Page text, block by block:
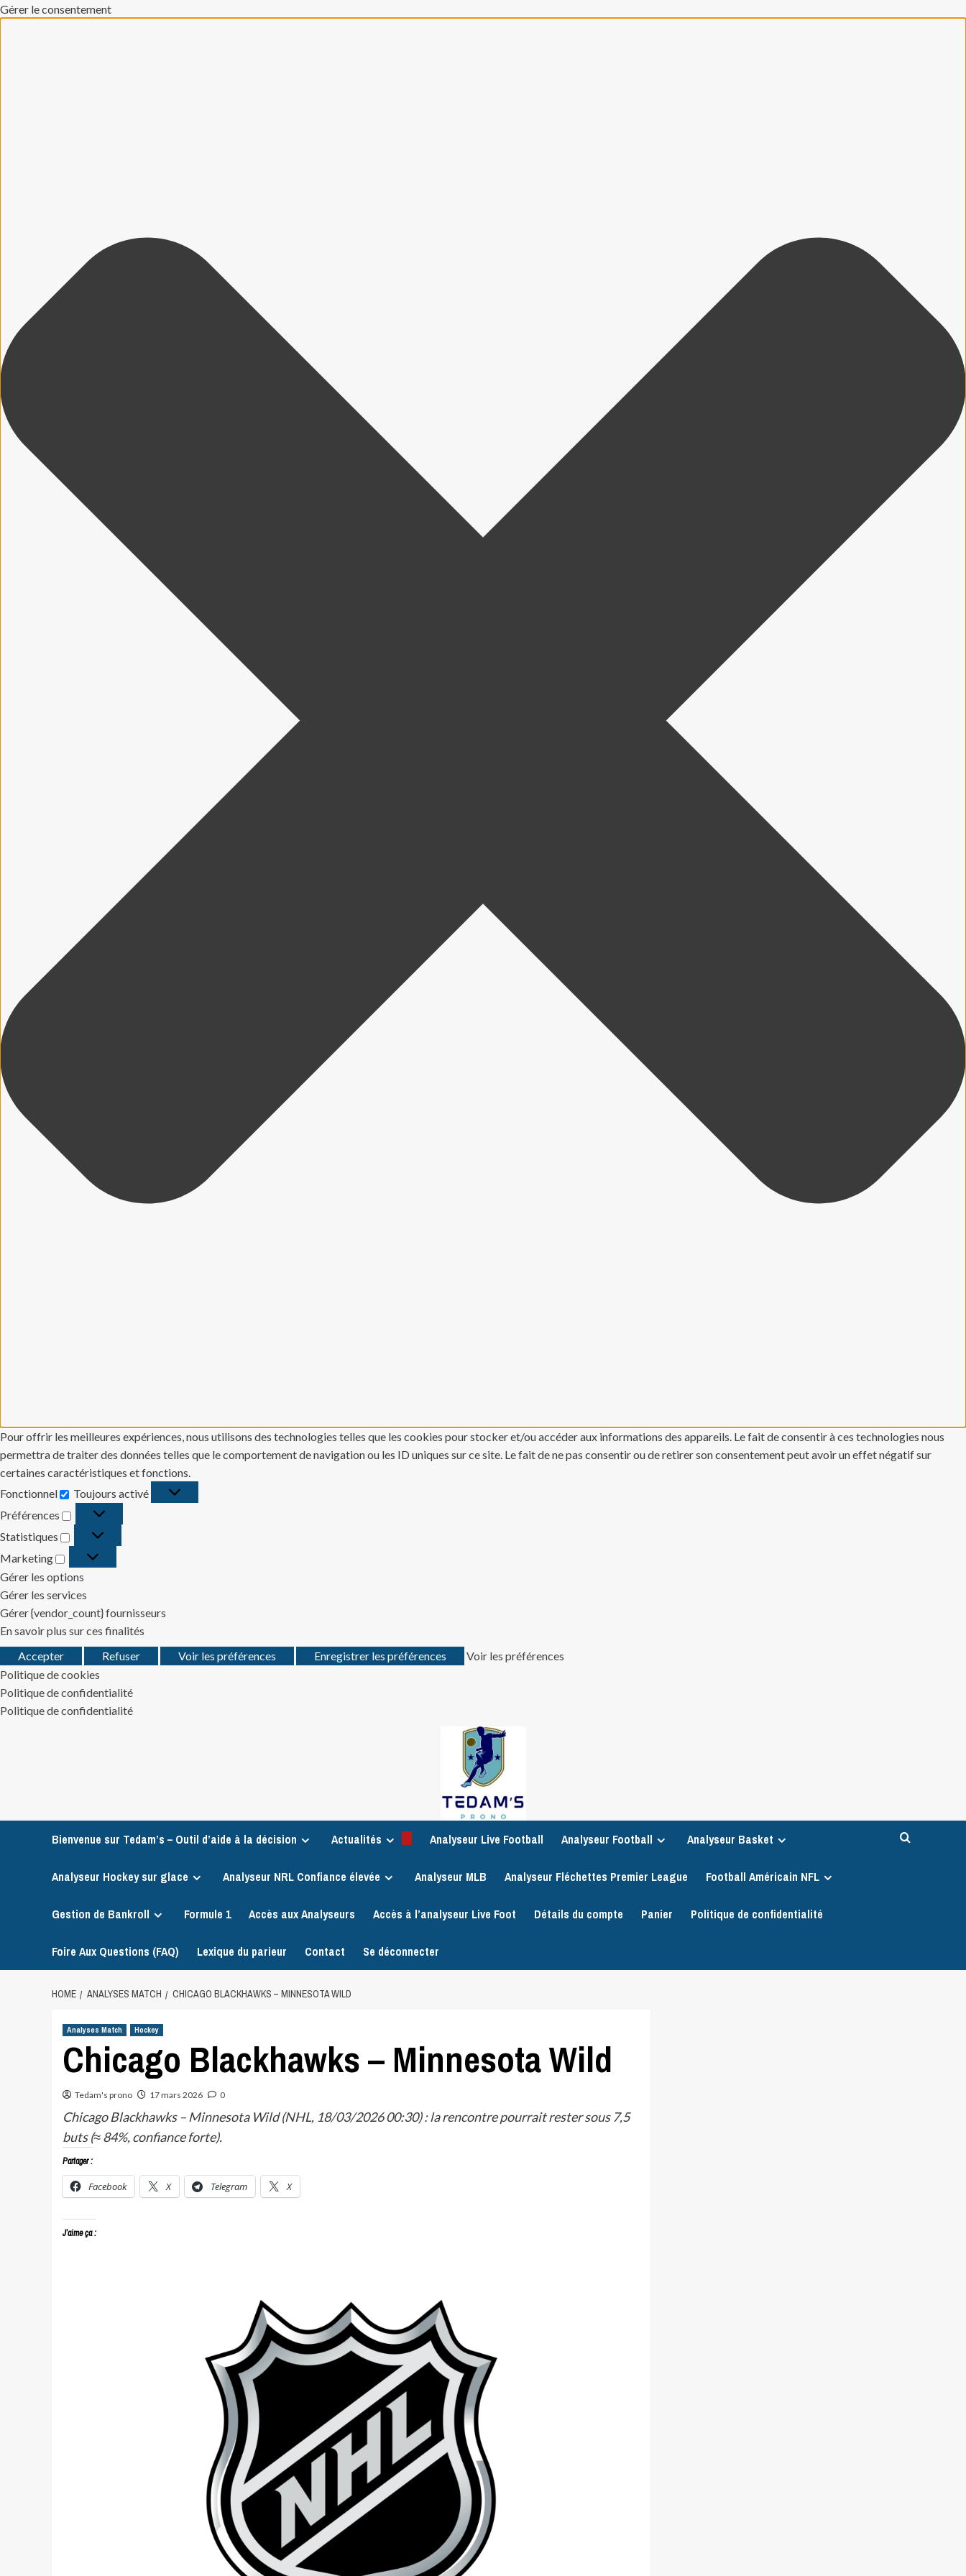
Gérer le consentement
Pour offrir les meilleures expériences, nous utilisons des technologies telles que les cookies pour stocker et/ou accéder aux informations des appareils. Le fait de consentir à ces technologies nous
permettra de traiter des données telles que le comportement de navigation ou les ID uniques sur ce site. Le fait de ne pas consentir ou de retirer son consentement peut avoir un effet négatif sur
certaines caractéristiques et fonctions.
Fonctionnel
Fonctionnel
Toujours activé
Préférences
Préférences
Statistiques
Statistiques
Marketing
Marketing
Gérer les options
Gérer les services
Gérer {vendor_count} fournisseurs
En savoir plus sur ces finalités
Accepter
Refuser Voir les préférences Enregistrer les préférences
Voir les préférences
Politique de cookies
Politique de confidentialité
Politique de confidentialité
Bienvenue sur Tedam’s – Outil d’aide à la décision Actualités Analyseur Live Football Analyseur Football Analyseur Basket
Analyseur Hockey sur glace Analyseur NRL Confiance élevée Analyseur MLB Analyseur Fléchettes Premier League Football Américain NFL
Gestion de Bankroll Formule 1 Accès aux Analyseurs Accès à l’analyseur Live Foot Détails du compte Panier Politique de confidentialité
Foire Aux Questions (FAQ) Lexique du parieur Contact Se déconnecter
HOME ANALYSES MATCH CHICAGO BLACKHAWKS – MINNESOTA WILD
Analyses Match Hockey
Chicago Blackhawks – Minnesota Wild
Tedam's prono 17 mars 2026 0
Chicago Blackhawks – Minnesota Wild (NHL, 18/03/2026 00:30) : la rencontre pourrait rester sous 7,5
buts (≈ 84%, confiance forte).
Partager :
Facebook X Telegram X
J’aime ça :